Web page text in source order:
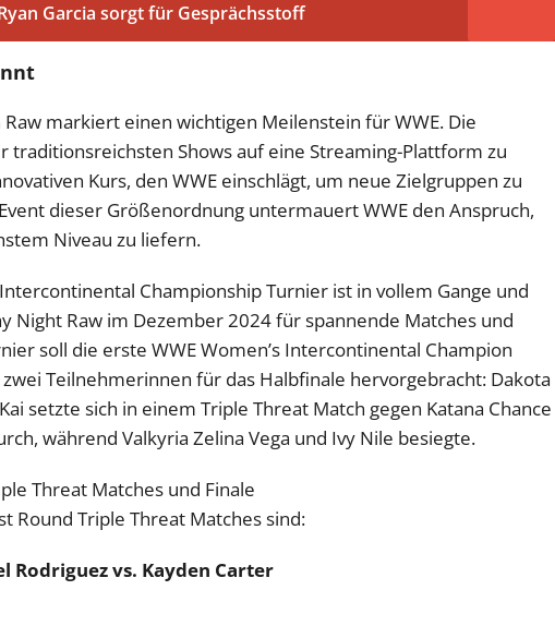
Garcia sorgt für Gesprächsstoff
markiert einen wichtigen Meilenstein für WWE. Die
traditionsreichsten Shows auf eine Streaming-Plattform zu
Kurs, den WWE einschlägt, um neue Zielgruppen zu
dieser Größenordnung untermauert WWE den Anspruch,
Niveau zu liefern.
Intercontinental Championship Turnier ist in vollem Gange und
Night Raw im Dezember 2024 für spannende Matches und
soll die erste WWE Women’s Intercontinental Champion
Teilnehmerinnen für das Halbfinale hervorgebracht: Dakota
setzte sich in einem Triple Threat Match gegen Katana Chance
während Valkyria Zelina Vega und Ivy Nile besiegte.
Threat Matches und Finale
Round Triple Threat Matches sind:
Rodriguez vs. Kayden Carter